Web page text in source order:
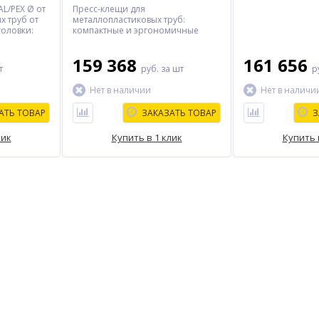
PEX Ø от
труб от
ТОВАР
Пресс-клещи для
металлопластиковых труб:
компактные и эргономичные
159 368 руб. за шт
Нет в наличии
ЗАКАЗАТЬ ТОВАР
Купить в 1 клик
161 656
Нет в
Купить